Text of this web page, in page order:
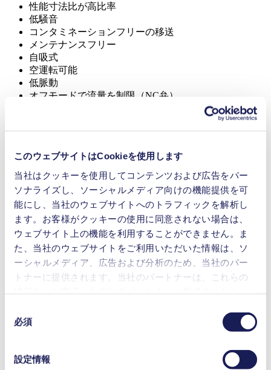
このウェブサイトはCookieを使用します
当社はクッキーを使用してコンテンツおよび広告をパー
ソナライズし、ソーシャルメディア向けの機能提供を可
能にし、当社のウェブサイトへのトラフィックを解析し
ます。お客様がクッキーの使用に同意されない場合は、
ウェブサイト上の機能を利用することができません。ま
た、当社のウェブサイトをご利用いただいた情報は、ソ
ーシャルメディア、広告および分析のため、当社のパー
トナーに提供されます。当社のパートナーは、これらの
データと組み合わせる場合があります。お客様の同意登
録は、ウェブサイトの末尾に記載されている「Cookies」
をクリックし、チェックマークを外していただけば、い
つでも取り消すことができます。
必須
設定情報
性能寸法比が高比率
低騒音
コンタミネーションフリーの移送
メンテナンスフリー
自吸式
空運転可能
低脈動
オフモードで流量を制限（NC弁）
特徴
ダイアフラムポンプ
流量 (最大)
0.45 l/min
操作圧力 (最大)
0.45 bar (rel.)
到達真空度 (最大)
500 mbar (abs.)
バルブ材料のオプション
EPDM（エチレンプロピレンジエ
ンゴム）
ダイアフラム材料のオプ
ション
EPDM（エチレンプロピレンジエ
ンゴム）
ポンプヘッド材料のオプ
PPS（ポリフェニレンサルファイ
ョン
分析機器